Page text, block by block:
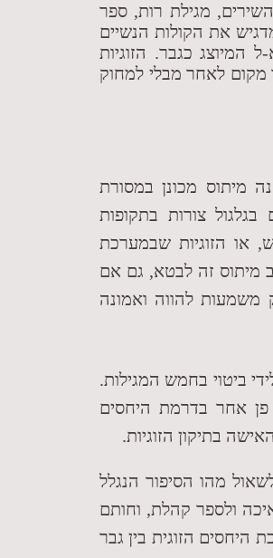
מגילת רות, ספר
את הקולות הנשיים
המיוצג כגבר. הזוגיות
לאחר מבלי למחוק
מיתוס מכונן במסורת
צורות בתקופות
או הזוגיות שבמערכת
מיתוס זה לבטא, גם אם
להווה ואמונה
ביטוי בחמש המגילות.
פן אחר בדרמת היחסים
בתיקון הזוגיות.
מהו הסיפור הנגלל
ולספר קהלת, וחותם
הזוגית בין גבר